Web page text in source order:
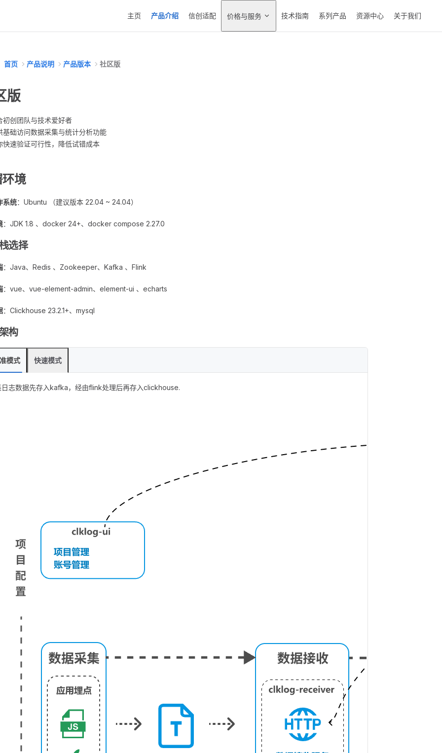
主页
产品介绍 信创适配 价格与服务 技术指南 系列产品 资源中心 关于我们
首页 产品说明 产品版本 社区版
版
初创团队与技术爱好者
基础访问数据采集与统计分析功能
快速验证可行性，降低试错成本
境
系统：Ubuntu （建议版本 22.04 ~ 24.04）
：JDK 1.8 、docker 24+、docker compose 2.27.0
选择
：Java、Redis 、Zookeeper、Kafka 、Flink
：vue、vue-element-admin、element-ui 、echarts
：Clickhouse 23.2.1+、mysql
构
模式 快速模式
日志数据先存入kafka，经由flink处理后再存入clickhouse.